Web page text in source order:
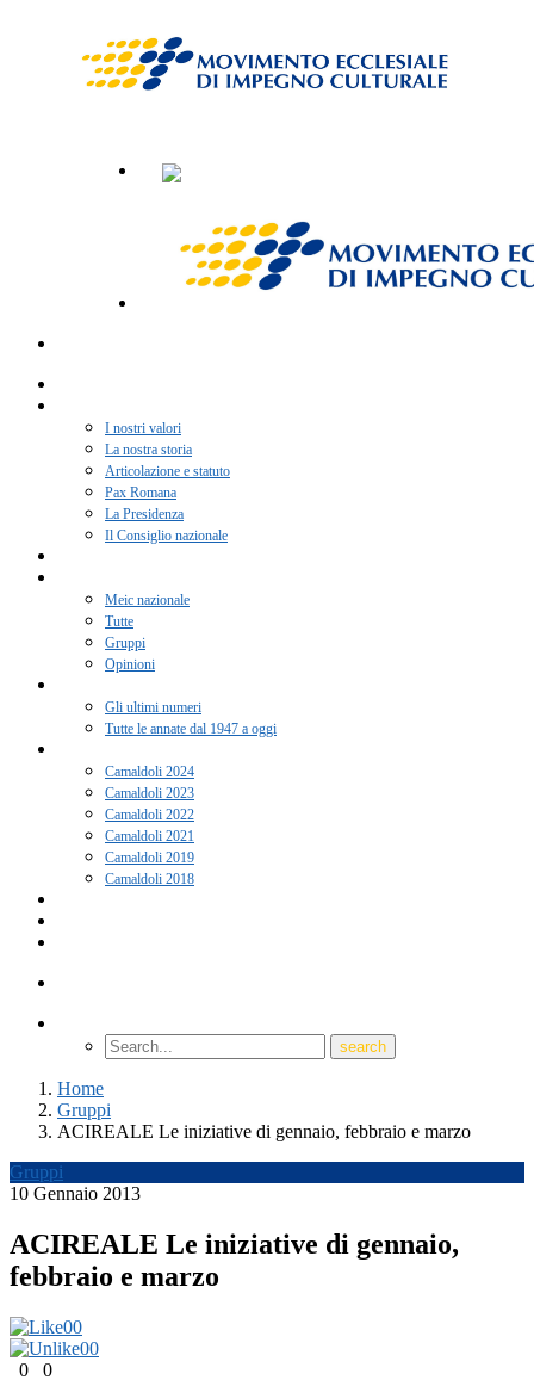
I nostri valori
La nostra storia
Articolazione e statuto
Pax Romana
La Presidenza
Il Consiglio nazionale
Meic nazionale
Tutte
Gruppi
Opinioni
Gli ultimi numeri
Tutte le annate dal 1947 a oggi
Camaldoli 2024
Camaldoli 2023
Camaldoli 2022
Camaldoli 2021
Camaldoli 2019
Camaldoli 2018
Home
Gruppi
ACIREALE Le iniziative di gennaio, febbraio e marzo
Gruppi
10 Gennaio 2013
ACIREALE Le iniziative di gennaio,
febbraio e marzo
00
00
0
0